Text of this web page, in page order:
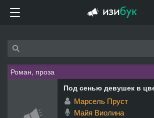
Роман, проза
Под сенью девушек в
Марсель Пруст
Майя Виолина